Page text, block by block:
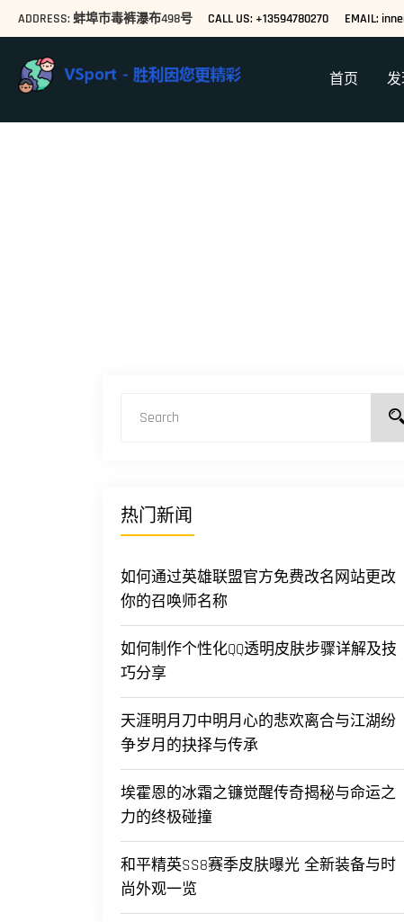
ADDRESS: 蚌埠市毒裤瀑布498号 CALL US: +13594780270 EMAIL:
首页 发
热门新闻
如何通过英雄联盟官方免费改名网站更改
你的召唤师名称
如何制作个性化QQ透明皮肤步骤详解及技
巧分享
天涯明月刀中明月心的悲欢离合与江湖纷
争岁月的抉择与传承
埃霍恩的冰霜之镰觉醒传奇揭秘与命运之
力的终极碰撞
和平精英SS8赛季皮肤曝光 全新装备与时
尚外观一览